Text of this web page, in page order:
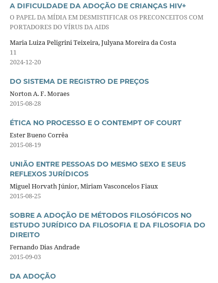
A DIFICULDADE DA ADOÇÃO DE CRIANÇAS HIV+
O PAPEL DA MÍDIA EM DESMISTIFICAR OS PRECONCEITOS COM
PORTADORES DO VÍRUS DA AIDS
Maria Luiza Peligrini Teixeira, Julyana Moreira da Costa
11
2024-12-20
DO SISTEMA DE REGISTRO DE PREÇOS
Norton A. F. Moraes
2015-08-28
ÉTICA NO PROCESSO E O CONTEMPT OF COURT
Ester Bueno Corrêa
2015-08-19
UNIÃO ENTRE PESSOAS DO MESMO SEXO E SEUS
REFLEXOS JURÍDICOS
Miguel Horvath Júnior, Miriam Vasconcelos Fiaux
2015-08-25
SOBRE A ADOÇÃO DE MÉTODOS FILOSÓFICOS NO
ESTUDO JURÍDICO DA FILOSOFIA E DA FILOSOFIA DO
DIREITO
Fernando Dias Andrade
2015-09-03
DA ADOÇÃO